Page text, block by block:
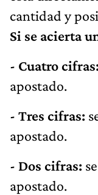
cantidad y
Si se acierta
- Cuatro cifras:
apostado.
- Tres cifras:
apostado.
- Dos cifras:
apostado.